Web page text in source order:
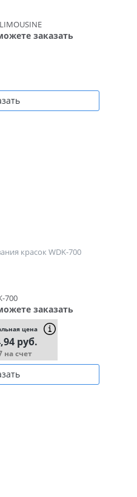
заказать
красок WDK-700
700
заказать
цена
руб.
на счет